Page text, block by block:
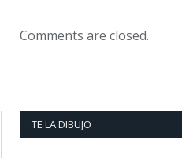
Comments are closed.
TE LA DIBUJO